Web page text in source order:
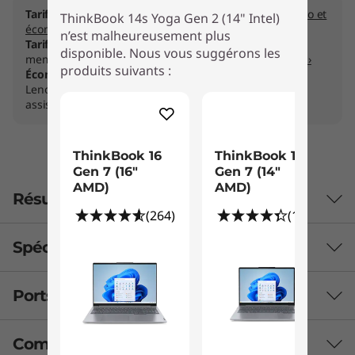
Tarifs B2B:Réservé aux membresRejoignez Lenovo Pro et
économisez ›
Tarifs pour étudiants & professeurs:Réservé aux
membresRejoignez Lenovo Education et économisez ›
Économisez jusqu’à 50 % sur Premier Support Plus
Lenovo Pro avec un PC Think : réparations rapides et
assistance.
Résumé
Spécifications techniques
Autonomie
Jusqu’à 8,6 heures, 60 Wh (MM2018)
Ports et emplacements
Comparer des produits similaires
ThinkBook 14s Yoga Gen 2 (14" Intel)
n’est malheureusement plus
disponible. Nous vous suggérons les
produits suivants :
ThinkBook 16
Gen 7 (16"
AMD)
(264)
ThinkBook 14
Gen 7 (14"
AMD)
(100)